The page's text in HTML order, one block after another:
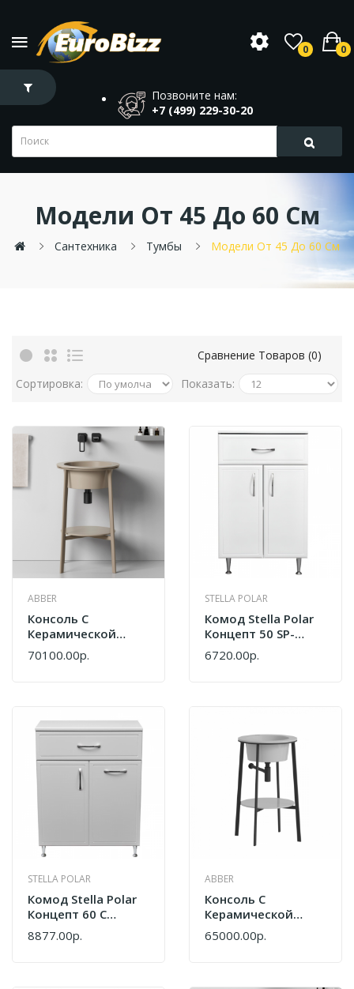
0 0
Позвоните нам:
+7 (499) 229-30-20
Модели От 45 До 60 См
Сантехника Тумбы Модели От 45 До 60 См
Сравнение Товаров (0)
Сортировка:
Показать:
ABBER
Консоль С
Керамической
Раковиной Abber
Bequem AC2130MK
70100.00р.
STELLA POLAR
Комод Stella Polar
Концепт 50 SP-
00000153 Белый
6720.00р.
STELLA POLAR
Комод Stella Polar
Концепт 60 С
Корзиной SP-
00000155 Белый
8877.00р.
ABBER
Консоль С
Керамической
Раковиной Abber
Bequem AC2130
65000.00р.